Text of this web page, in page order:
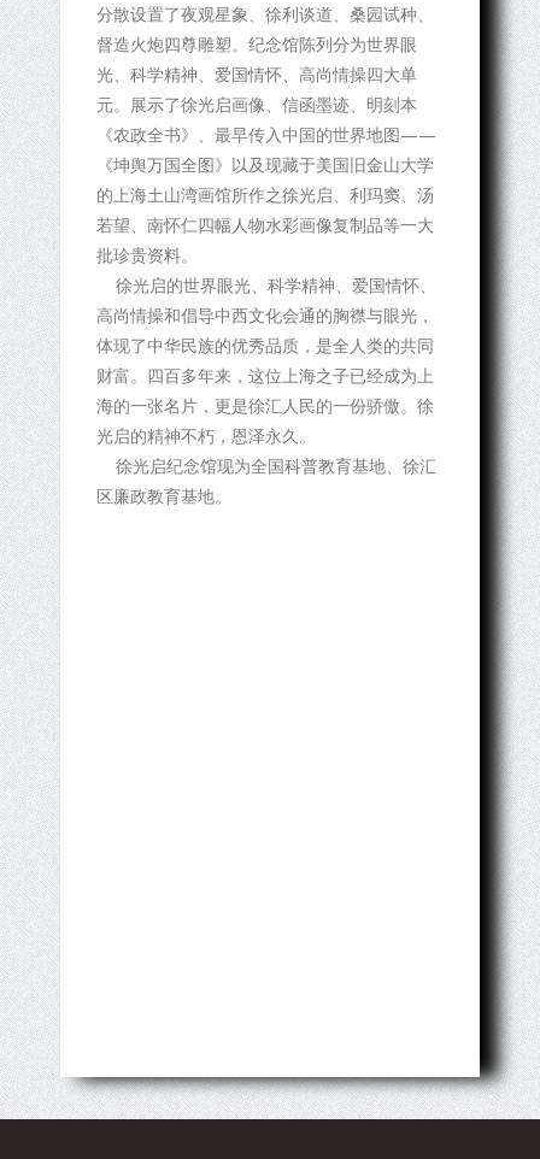
分散设置了夜观星象、徐利谈道、桑园试种、
督造火炮四尊雕塑。纪念馆陈列分为世界眼
光、科学精神、爱国情怀、高尚情操四大单
元。展示了徐光启画像、信函墨迹、明刻本
《农政全书》、最早传入中国的世界地图——
《坤舆万国全图》以及现藏于美国旧金山大学
的上海土山湾画馆所作之徐光启、利玛窦、汤
若望、南怀仁四幅人物水彩画像复制品等一大
批珍贵资料。
徐光启的世界眼光、科学精神、爱国情怀、
高尚情操和倡导中西文化会通的胸襟与眼光，
体现了中华民族的优秀品质，是全人类的共同
财富。四百多年来，这位上海之子已经成为上
海的一张名片，更是徐汇人民的一份骄傲。徐
光启的精神不朽，恩泽永久。
徐光启纪念馆现为全国科普教育基地、徐汇
区廉政教育基地。